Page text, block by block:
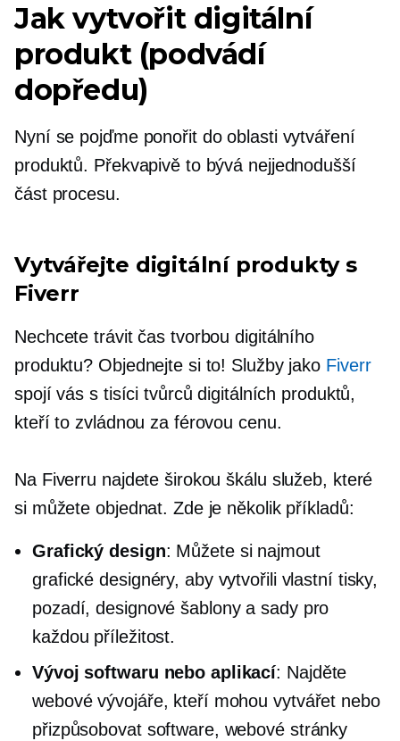
Jak vytvořit digitální
produkt (podvádí
dopředu)
Nyní se pojďme ponořit do oblasti vytváření
produktů. Překvapivě to bývá nejjednodušší
část procesu.
Vytvářejte digitální produkty s
Fiverr
Nechcete trávit čas tvorbou digitálního
produktu? Objednejte si to! Služby jako Fiverr
spojí vás s tisíci tvůrců digitálních produktů,
kteří to zvládnou za férovou cenu.
Na Fiverru najdete širokou škálu služeb, které
si můžete objednat. Zde je několik příkladů:
Grafický design: Můžete si najmout
grafické designéry, aby vytvořili vlastní tisky,
pozadí, designové šablony a sady pro
každou příležitost.
Vývoj softwaru nebo aplikací: Najděte
webové vývojáře, kteří mohou vytvářet nebo
přizpůsobovat software, webové stránky